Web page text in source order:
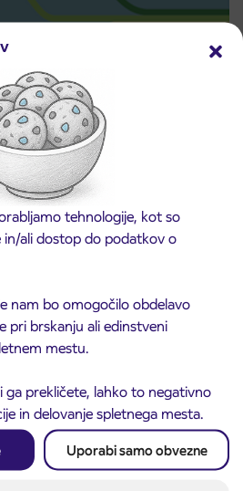
tehnologije, kot so
in/ali dostop do podatkov o
nam bo omogočilo obdelavo
pri brskanju ali edinstveni
mestu.
ga prekličete, lahko to negativno
in delovanje spletnega mesta.
Uporabi samo obvezne
subvencioniranih IJPP
leto 2026/2027 se začne